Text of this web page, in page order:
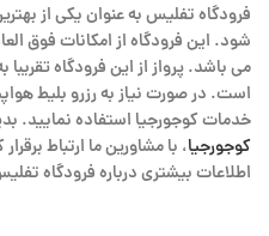
فرودگاه تفلیس به عنوان یکی از
شود. این فرودگاه از امکانات فوق
می باشد. پرواز از این فرودگاه
است. در صورت نیاز به رزرو بلیط
خدمات کوجورجیا استفاده نمایید.
کوجورجیا، با مشاورین ما ارتباط
اطلاعات بیشتری درباره فرودگاه